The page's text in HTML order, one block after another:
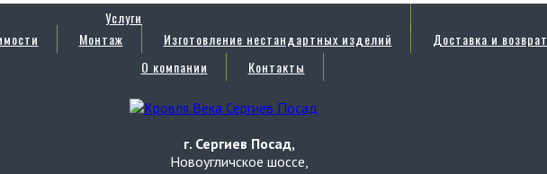
Услуги
Монтаж Изготовление нестандартных изделий Доставка и возврат
О компании
Контакты
г. Сергиев Посад,
Новоугличское шоссе,